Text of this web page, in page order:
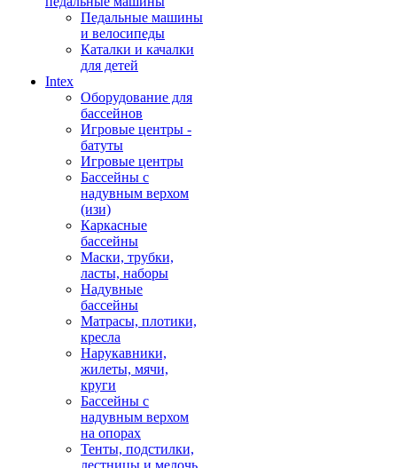
Педальные машины
и велосипеды
Каталки и качалки
для детей
Intex
Оборудование для
бассейнов
Игровые центры -
батуты
Игровые центры
Бассейны с
надувным верхом
(изи)
Каркасные
бассейны
Маски, трубки,
ласты, наборы
Надувные
бассейны
Матрасы, плотики,
кресла
Нарукавники,
жилеты, мячи,
круги
Бассейны с
надувным верхом
на опорах
Тенты, подстилки,
лестницы и мелочь